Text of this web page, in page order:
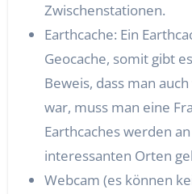
Zwischenstationen.
Earthcache: Ein
Geocache, somit gibt
Beweis, dass man
war, muss man eine
Earthcaches werden
interessanten Orten
Webcam (es können